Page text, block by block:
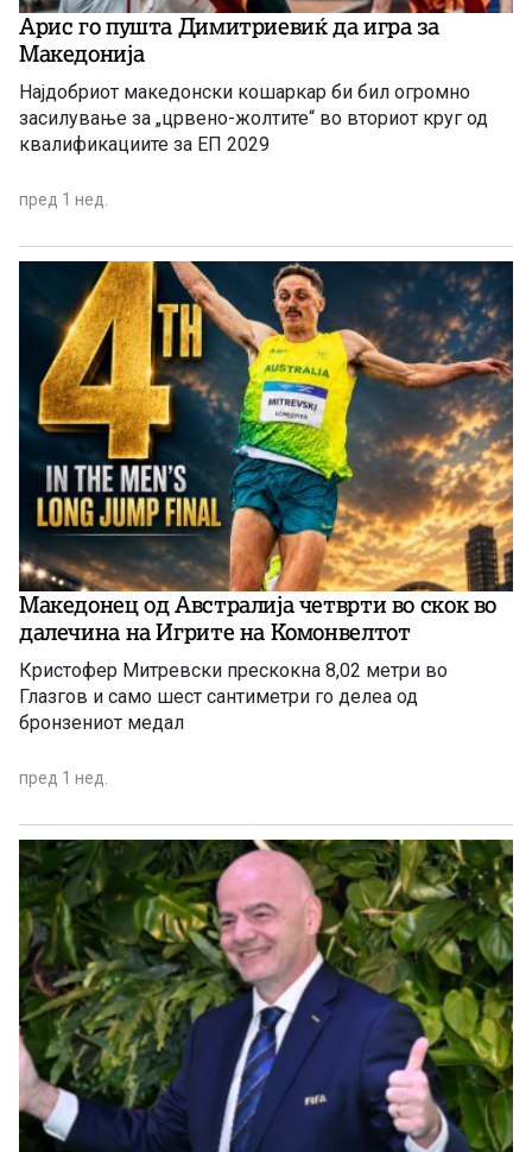
Арис го пушта Димитриевиќ да игра за
Македонија
Најдобриот македонски кошаркар би бил огромно
засилување за „црвено-жолтите“ во вториот круг од
квалификациите за ЕП 2029
пред 1 нед.
Македонец од Австралија четврти во скок во
далечина на Игрите на Комонвелтот
Кристофер Митревски прескокна 8,02 метри во
Глазгов и само шест сантиметри го делеа од
бронзениот медал
пред 1 нед.